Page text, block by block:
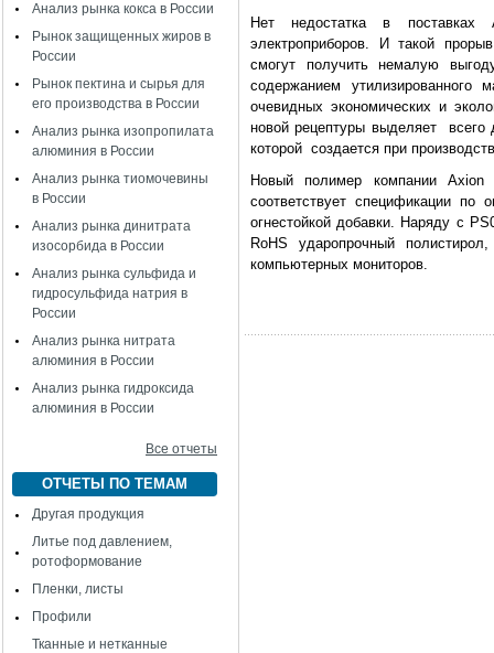
Анализ рынка кокса в России
Рынок защищенных жиров в
России
Рынок пектина и сырья для
его производства в России
Анализ рынка изопропилата
алюминия в России
Анализ рынка тиомочевины
в России
Анализ рынка динитрата
изосорбида в России
Анализ рынка сульфида и
гидросульфида натрия в
России
Анализ рынка нитрата
алюминия в России
Анализ рынка гидроксида
алюминия в России
Все отчеты
ОТЧЕТЫ ПО ТЕМАМ
Другая продукция
Литье под давлением,
ротоформование
Пленки, листы
Профили
Тканные и нетканные
Нет недостатка в поставках
электроприборов. И такой
смогут получить немалую
содержанием утилизированного
очевидных экономических и
новой рецептуры выделяет всего
которой создается при
Новый полимер компании
соответствует спецификации по
огнестойкой добавки. Наряду с
RoHS ударопрочный
компьютерных мониторов.